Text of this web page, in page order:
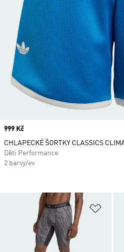
Price
999 Kč
CHLAPECKÉ ŠORTKY CLASSICS
Děti Performance
2 barvy/ev